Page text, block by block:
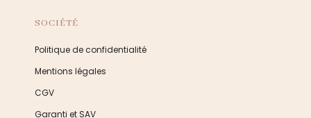
SOCIÉTÉ
Politique de confidentialité
Mentions légales
CGV
Garanti et SAV